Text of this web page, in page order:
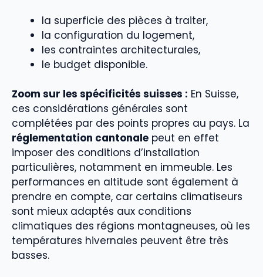
la superficie des pièces à traiter,
la configuration du logement,
les contraintes architecturales,
le budget disponible.
Zoom sur les spécificités suisses : En Suisse,
ces considérations générales sont
complétées par des points propres au pays. La
réglementation cantonale peut en effet
imposer des conditions d’installation
particulières, notamment en immeuble. Les
performances en altitude sont également à
prendre en compte, car certains climatiseurs
sont mieux adaptés aux conditions
climatiques des régions montagneuses, où les
températures hivernales peuvent être très
basses.